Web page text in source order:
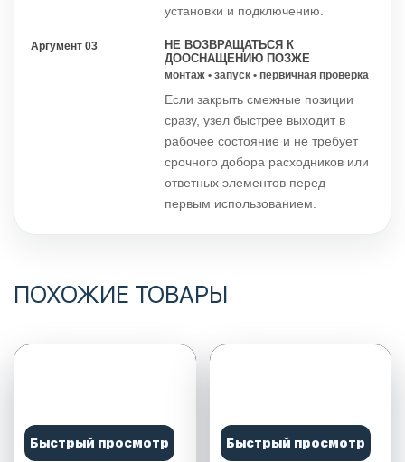
установки и подключению.
Аргумент 03
НЕ ВОЗВРАЩАТЬСЯ К
ДООСНАЩЕНИЮ ПОЗЖЕ
монтаж • запуск • первичная проверка
Если закрыть смежные позиции
сразу, узел быстрее выходит в
рабочее состояние и не требует
срочного добора расходников или
ответных элементов перед
первым использованием.
ПОХОЖИЕ ТОВАРЫ
Быстрый просмотр Быстрый просмотр